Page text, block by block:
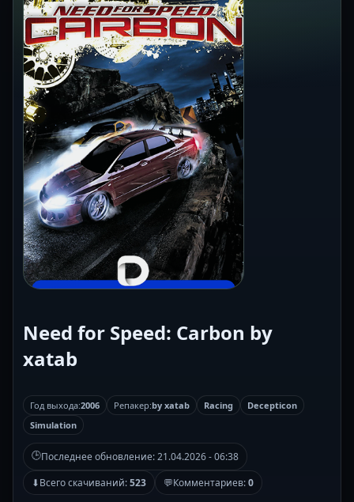
Need for Speed: Carbon by
xatab
Год выхода:2006 Репакер:by xatab Racing
Decepticon
Simulation
🕒Последнее обновление:21.04.2026 - 06:38
⬇Всего скачиваний:523 💬Комментариев:0